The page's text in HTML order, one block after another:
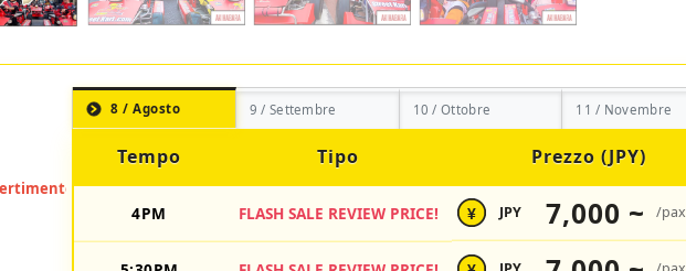
8 / Agosto 9 / Settembre 10 / Ottobre 11 / Novembre
Tempo Tipo Prezzo (JPY)
4PM FLASH SALE REVIEW PRICE! ¥ JPY 7,000 ~ /pax